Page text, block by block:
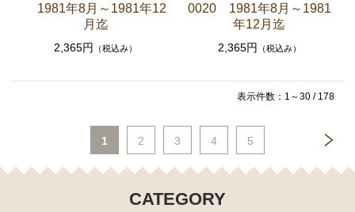
駆動パーツ（センターサポートベアリング ドライブ
シャフトブーツ など）
エアコン ヒーター関係
エンジンパーツ 1G-GTE
エンジンパーツ 1JZ-GTE
エンジンパーツ 1G-FE
1981年8月～1981年12
月迄
2,365円 （税込み）
0020 1981年8月～1981
年12月迄
2,365円 （税込み）
表示件数：1～30 / 178
1 2 3 4 5
CATEGORY